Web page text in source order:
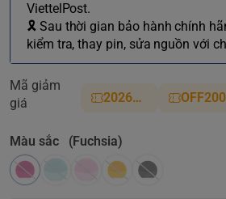
ViettelPost.
🎗 Sau thời gian bảo hành chính
kiểm tra, thay pin, sửa nguồn với
Mã giảm
giá
2026NM OFF200
Màu sắc (Fuchsia)